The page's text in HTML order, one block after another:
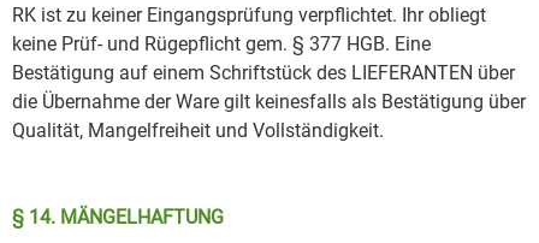
RK ist zu keiner Eingangsprüfung verpflichtet. Ihr obliegt
keine Prüf- und Rügepflicht gem. § 377 HGB. Eine
Bestätigung auf einem Schriftstück des LIEFERANTEN über
die Übernahme der Ware gilt keinesfalls als Bestätigung über
Qualität, Mangelfreiheit und Vollständigkeit.
§ 14. MÄNGELHAFTUNG